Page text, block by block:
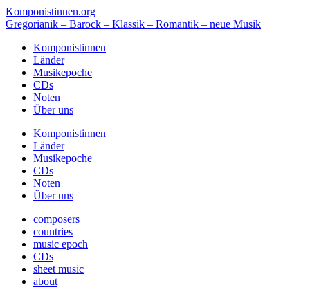
Komponistinnen.org
Gregorianik – Barock – Klassik – Romantik – neue Musik
Komponistinnen
Länder
Musikepoche
CDs
Noten
Über uns
Komponistinnen
Länder
Musikepoche
CDs
Noten
Über uns
composers
countries
music epoch
CDs
sheet music
about